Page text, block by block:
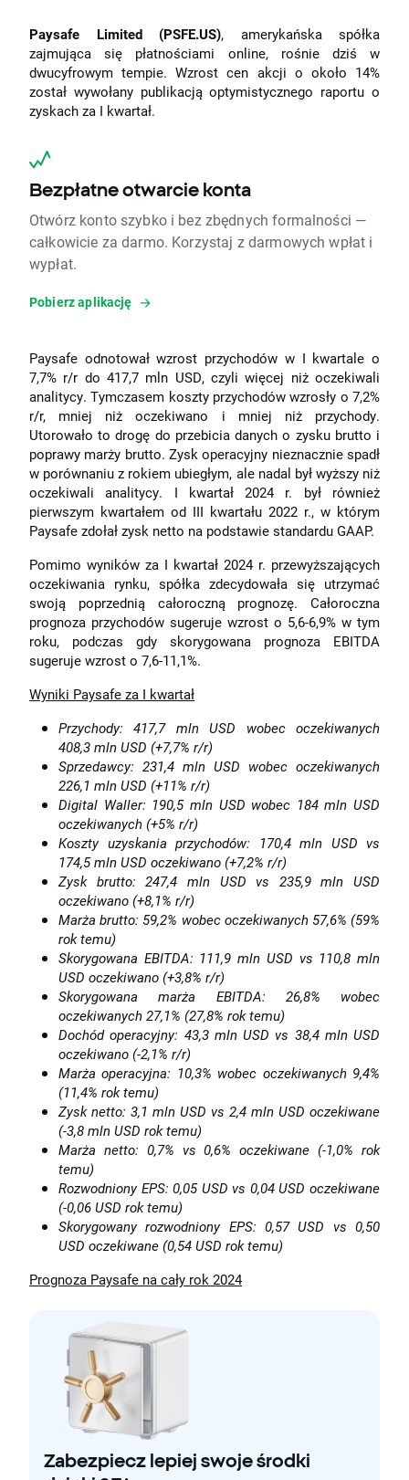
Paysafe Limited (PSFE.US), amerykańska spółka
zajmująca się płatnościami online, rośnie dziś w
dwucyfrowym tempie. Wzrost cen akcji o około 14%
został wywołany publikacją optymistycznego raportu o
zyskach za I kwartał.
Bezpłatne otwarcie konta
Otwórz konto szybko i bez zbędnych formalności —
całkowicie za darmo. Korzystaj z darmowych wpłat i
wypłat.
Pobierz aplikację
Paysafe odnotował wzrost przychodów w I kwartale o
7,7% r/r do 417,7 mln USD, czyli więcej niż oczekiwali
analitycy. Tymczasem koszty przychodów wzrosły o 7,2%
r/r, mniej niż oczekiwano i mniej niż przychody.
Utorowało to drogę do przebicia danych o zysku brutto i
poprawy marży brutto. Zysk operacyjny nieznacznie spadł
w porównaniu z rokiem ubiegłym, ale nadal był wyższy niż
oczekiwali analitycy. I kwartał 2024 r. był również
pierwszym kwartałem od III kwartału 2022 r., w którym
Paysafe zdołał zysk netto na podstawie standardu GAAP.
Pomimo wyników za I kwartał 2024 r. przewyższających
oczekiwania rynku, spółka zdecydowała się utrzymać
swoją poprzednią całoroczną prognozę. Całoroczna
prognoza przychodów sugeruje wzrost o 5,6-6,9% w tym
roku, podczas gdy skorygowana prognoza EBITDA
sugeruje wzrost o 7,6-11,1%.
Wyniki Paysafe za I kwartał
Przychody: 417,7 mln USD wobec oczekiwanych
408,3 mln USD (+7,7% r/r)
Sprzedawcy: 231,4 mln USD wobec oczekiwanych
226,1 mln USD (+11% r/r)
Digital Waller: 190,5 mln USD wobec 184 mln USD
oczekiwanych (+5% r/r)
Koszty uzyskania przychodów: 170,4 mln USD vs
174,5 mln USD oczekiwano (+7,2% r/r)
Zysk brutto: 247,4 mln USD vs 235,9 mln USD
oczekiwano (+8,1% r/r)
Marża brutto: 59,2% wobec oczekiwanych 57,6% (59%
rok temu)
Skorygowana EBITDA: 111,9 mln USD vs 110,8 mln
USD oczekiwano (+3,8% r/r)
Skorygowana marża EBITDA: 26,8% wobec
oczekiwanych 27,1% (27,8% rok temu)
Dochód operacyjny: 43,3 mln USD vs 38,4 mln USD
oczekiwano (-2,1% r/r)
Marża operacyjna: 10,3% wobec oczekiwanych 9,4%
(11,4% rok temu)
Zysk netto: 3,1 mln USD vs 2,4 mln USD oczekiwane
(-3,8 mln USD rok temu)
Marża netto: 0,7% vs 0,6% oczekiwane (-1,0% rok
temu)
Rozwodniony EPS: 0,05 USD vs 0,04 USD oczekiwane
(-0,06 USD rok temu)
Skorygowany rozwodniony EPS: 0,57 USD vs 0,50
USD oczekiwane (0,54 USD rok temu)
Prognoza Paysafe na cały rok 2024
Zabezpiecz lepiej swoje środki